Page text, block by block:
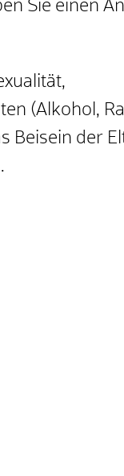
Sie einen
(Alkohol,
Beisein der